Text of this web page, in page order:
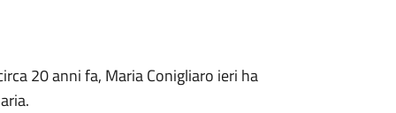
20 anni fa, Maria Conigliaro ieri ha